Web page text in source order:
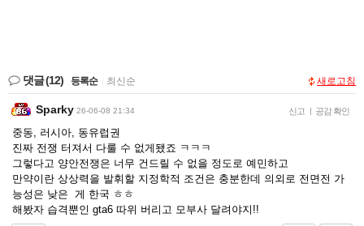
댓글(12) 등록순 최신순 새로고침
Sparky 26-06-08 21:34 신고 | 공감 확인
중동, 러시아, 동유럽권
진짜 전쟁 터져서 다룰 수 없게됐죠 ㅋㅋㅋ
그렇다고 양안전쟁은 너무 건드릴 수 없을 정도로 예민하고
만약이란 상상력을 발휘할 지정학적 조건은 충분한데 의외로 전면전 가
능성은 낮은 게 한국 ㅎㅎ
해봤자 습격뿐인 gta6 따위 버리고 모부사 달려야지!!